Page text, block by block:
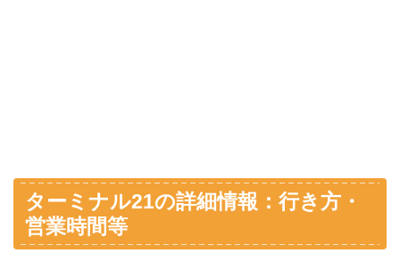
ターミナル21の詳細情報：行き方・
営業時間等